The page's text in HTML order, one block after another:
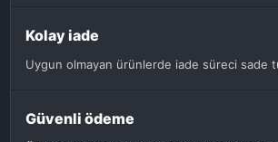
Kolay iade
Uygun olmayan ürünlerde iade süreci sade
Güvenli ödeme